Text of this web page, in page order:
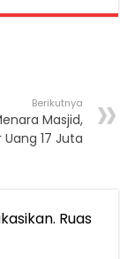
Berikutnya
Masjid,
17 Juta
Ruas